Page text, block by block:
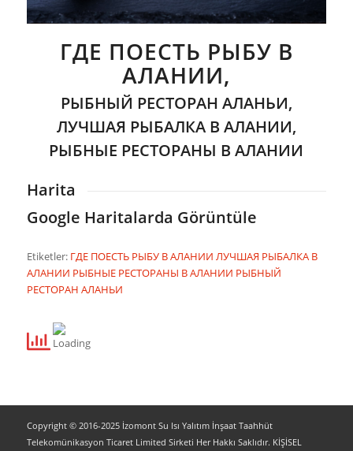
ГДЕ ПОЕСТЬ РЫБУ В
АЛАНИИ,
РЫБНЫЙ РЕСТОРАН АЛАНЬИ,
ЛУЧШАЯ РЫБАЛКА В АЛАНИИ,
РЫБНЫЕ РЕСТОРАНЫ В АЛАНИИ
Harita
Google Haritalarda Görüntüle
Etiketler: ГДЕ ПОЕСТЬ РЫБУ В АЛАНИИ ЛУЧШАЯ РЫБАЛКА В
АЛАНИИ РЫБНЫЕ РЕСТОРАНЫ В АЛАНИИ РЫБНЫЙ
РЕСТОРАН АЛАНЬИ
Copyright © 2016-2025 İzomont Su Isı Yalıtım İnşaat Taahhüt
Telekomünikasyon Ticaret Limited Sirketi Her Hakkı Saklıdır. KİŞİSEL